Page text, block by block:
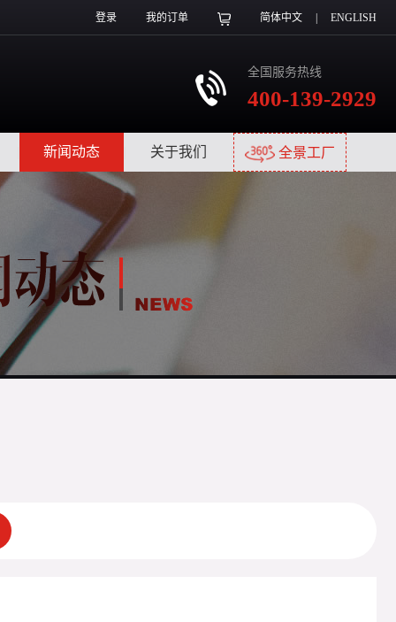
登录 我的订单 简体中文 ENGLISH
全国服务热线
400-139-2929
新闻动态 关于我们 全景工厂